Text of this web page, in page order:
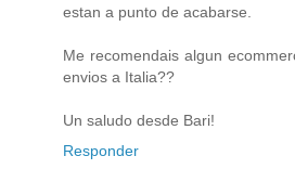
estan a punto de acabarse.
Me recomendais algun
envios a Italia??
Un saludo desde Bari!
Responder